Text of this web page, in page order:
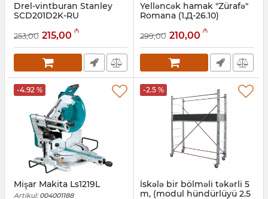
Drel-vintburan Stanley
SCD201D2K-RU
253,00 215,00 ₼
Yelləncək hamak "Zürafə"
Romana (1.Д-26.10)
Artikul: 001002072
299,00 210,00 ₼
-4.92 %
Mişar Makita Ls1219L
Artikul: 004001188
-2.5 %
İskələ bir bölməli təkərli 5
m, (modul hündürlüyü 2.5